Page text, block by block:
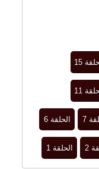
15
11
7 الحلقة 6
2 الحلقة 1